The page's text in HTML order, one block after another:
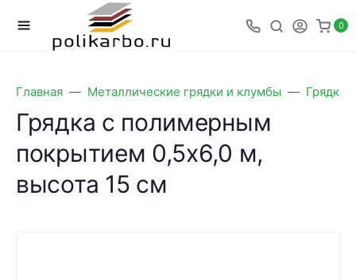
0
Главная Металлические грядки и клумбы Грядки
Грядка с полимерным
покрытием 0,5х6,0 м,
высота 15 см